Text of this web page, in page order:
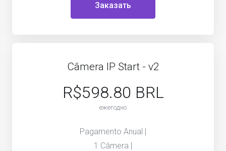
Заказать
Câmera IP Start - v2
R$598.80 BRL
ежегодно
Pagamento Anual |
1 Câmera |